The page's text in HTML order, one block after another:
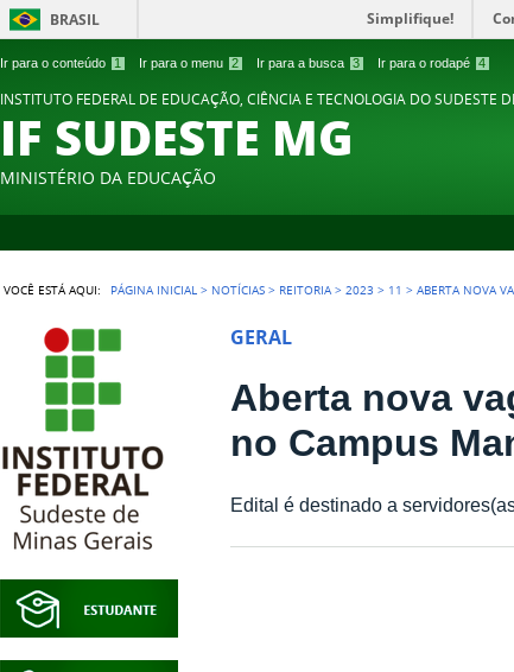
Ir para o conteúdo 1 Ir para o menu 2 Ir para a busca 3 Ir para o rodapé 4
BRASIL Simplifique!
INSTITUTO FEDERAL DE EDUCAÇÃO, CIÊNCIA E TECNOLOGIA DO SUDESTE
IF SUDESTE MG
MINISTÉRIO DA EDUCAÇÃO
VOCÊ ESTÁ AQUI: PÁGINA INICIAL > NOTÍCIAS > REITORIA >2023 > 11 >ABERTA NOVA
GERAL
Aberta nova
no Campus
Edital é destinado a